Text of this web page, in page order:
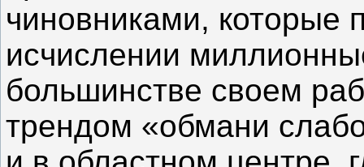
чиновниками, которые
исчислении
большинстве своем
трендом «обмани